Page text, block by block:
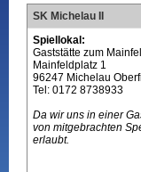
SK Michelau II
Spiellokal:
Gaststätte zum
Mainfeldplatz 1
96247 Michelau
Tel: 0172 8738933
Da wir uns in einer
von mitgebrachten
erlaubt.